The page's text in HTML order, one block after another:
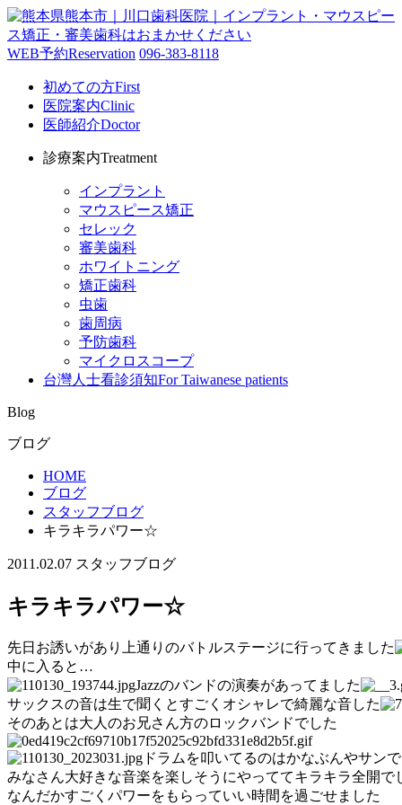
WEB予約Reservation 096-383-8118
初めての方First
医院案内Clinic
医師紹介Doctor
診療案内Treatment
インプラント
マウスピース矯正
セレック
審美歯科
ホワイトニング
矯正歯科
虫歯
歯周病
予防歯科
マイクロスコープ
台灣人士看診須知For Taiwanese patients
Blog
ブログ
HOME
ブログ
スタッフブログ
キラキラパワー☆
2011.02.07 スタッフブログ
キラキラパワー☆
先日お誘いがあり上通りのバトルステージに行ってきました
中に入ると…
Jazzのバンドの演奏があってました
サックスの音は生で聞くとすごくオシャレで綺麗な音した
そのあとは大人のお兄さん方のロックバンドでした
ドラムを叩いてるのはかなぶんやサン
みなさん大好きな音楽を楽しそうにやっててキラキラ全開で
なんだかすごくパワーをもらっていい時間を過ごせました